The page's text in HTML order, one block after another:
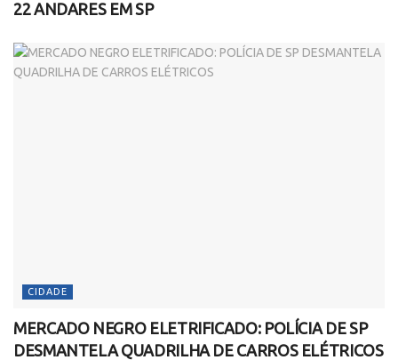
22 ANDARES EM SP
CIDADE
MERCADO NEGRO ELETRIFICADO: POLÍCIA DE SP
DESMANTELA QUADRILHA DE CARROS ELÉTRICOS